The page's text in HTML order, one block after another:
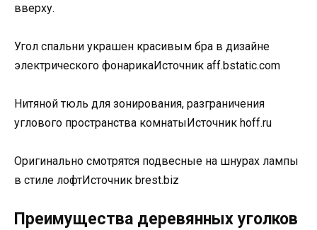
вверху.
Угол спальни украшен красивым бра в дизайне
электрического фонарикаИсточник aff.bstatic.com
Нитяной тюль для зонирования, разграничения
углового пространства комнатыИсточник hoff.ru
Оригинально смотрятся подвесные на шнурах лампы
в стиле лофтИсточник brest.biz
Преимущества деревянных уголков